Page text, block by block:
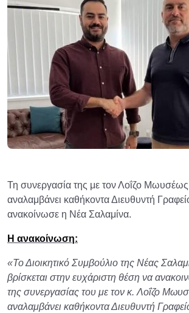
Τη συνεργασία της με τον Λοΐζο
αναλαμβάνει καθήκοντα Διευθυντή
ανακοίνωσε η Νέα Σαλαμίνα.
Η ανακοίνωση:
«Το Διοικητικό Συμβούλιο της Νέας
βρίσκεται στην ευχάριστη θέση να
της συνεργασίας του με τον κ. Λοΐζο
αναλαμβάνει καθήκοντα Διευθυντή